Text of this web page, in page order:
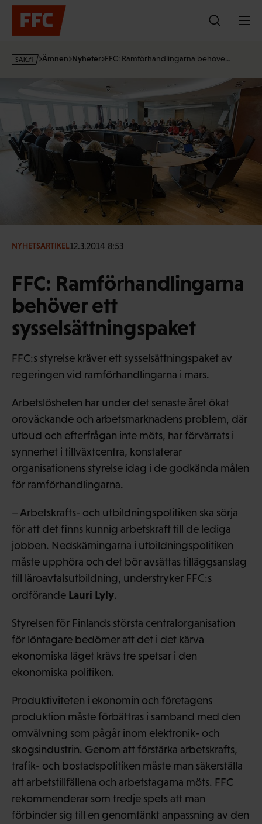
Hoppa
innehållet
s
Ämnen Nyheter FFC: Ramförhandlingarna behöve…
NYHETSARTIKEL12.3.2014 8:53
FFC: Ramförhandlingarna
behöver ett
sysselsättningspaket
FFC:s styrelse kräver ett sysselsättningspaket av
regeringen vid ramförhandlingarna i mars.
Arbetslösheten har under det senaste året ökat
oroväckande och arbetsmarknadens problem, där
utbud och efterfrågan inte möts, har förvärrats i
synnerhet i tillväxtcentra, konstaterar
organisationens styrelse idag i de godkända målen
för ramförhandlingarna.
– Arbetskrafts- och utbildningspolitiken ska sörja
för att det finns kunnig arbetskraft till de lediga
jobben. Nedskärningarna i utbildningspolitiken
måste upphöra och det bör avsättas tilläggsanslag
till läroavtalsutbildning, understryker FFC:s
ordförande Lauri Lyly.
Styrelsen för Finlands största centralorganisation
för löntagare bedömer att det i det kärva
ekonomiska läget krävs tre spetsar i den
ekonomiska politiken.
Produktiviteten i ekonomin och företagens
produktion måste förbättras i samband med den
omvälvning som pågår inom elektronik- och
skogsindustrin. Genom att förstärka arbetskrafts,
trafik- och bostadspolitiken måste man säkerställa
att arbetstillfällena och arbetstagarna möts. FFC
rekommenderar som tredje spets att man
förbinder sig till en genomtänkt anpassning av den